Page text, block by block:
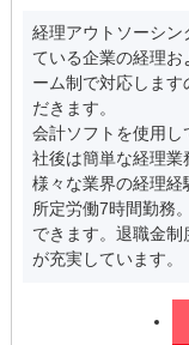
経理アウトソーシン
ている企業の経理
ーム制で対応しま
だきます。
会計ソフトを使用し
社後は簡単な経理業
様々な業界の経理経
所定労働7時間勤務
できます。退職金
が充実しています。